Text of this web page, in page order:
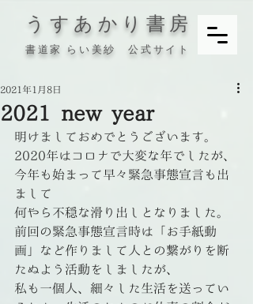
うすあかり書房
書道家 らい美紗 公式サイト
2021 new year
2021年1月8日
明けましておめでとうございます。
2020年はコロナで大変な年でしたが、
今年も始まって早々緊急事態宣言も出
まして
何やら不穏な滑り出しとなりました。
前回の緊急事態宣言時は「お手紙動
画」など作りまして人との繋がりを断
たぬよう活動をしましたが、
私も一個人、細々した生活を送ってい